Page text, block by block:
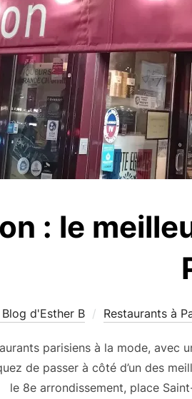
: le
Blog d'Esther B Restaurants à
parisiens à la mode, avec
de passer à côté d’un des
le 8e arrondissement, place